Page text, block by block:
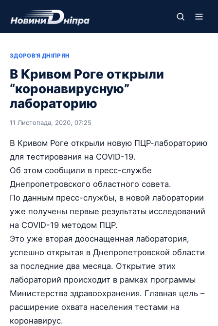
ЗДОРОВ'Я ДНІПРЯН
В Кривом Роге открыли
“коронавирусную”
лабораторию
11 Листопада, 2020, 07:25
В Кривом Роге открыли новую ПЦР-лабораторию
для тестирования на COVID-19.
Об этом сообщили в пресс-службе
Днепропетровского областного совета.
По данным пресс-службы, в новой лаборатории
уже получены первые результаты исследований
на COVID-19 методом ПЦР.
Это уже вторая дооснащенная лаборатория,
успешно открытая в Днепропетровской области
за последние два месяца. Открытие этих
лабораторий происходит в рамках программы
Министерства здравоохранения. Главная цель –
расширение охвата населения тестами на
коронавирус.